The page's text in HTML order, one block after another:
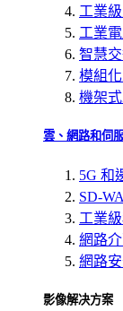
工業
工業
智慧
模組
機架
雲、網路和伺
5G 和
SD-
工業
網路
網路
影像解决方案